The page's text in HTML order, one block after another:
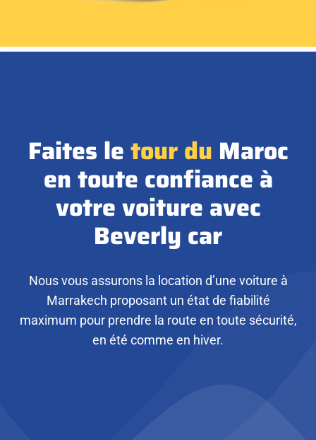
Faites letourdu Maroc
en toute confiance à
votre voiture avec
Beverly car
Nous vous assurons la location d’une voiture à
Marrakech proposant un état de fiabilité
maximum pour prendre la route en toute sécurité,
en été comme en hiver.